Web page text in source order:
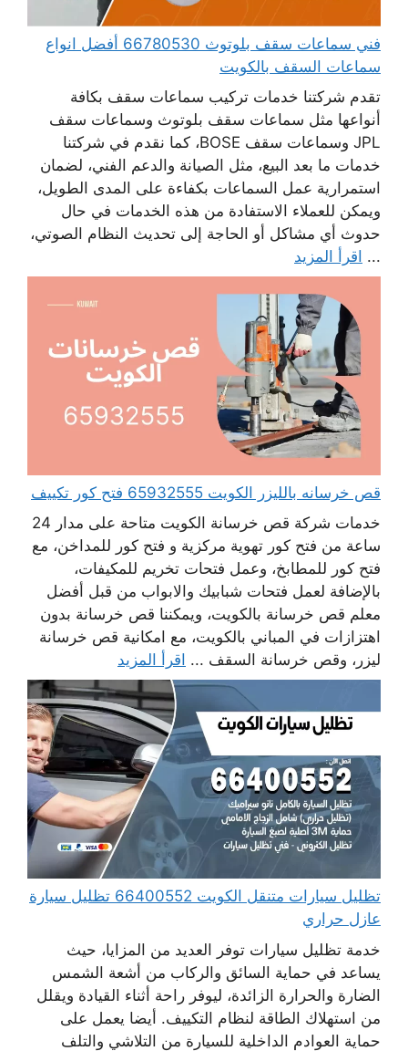
فني سماعات سقف بلوتوث 66780530 أفضل انواع
سماعات السقف بالكويت
تقدم شركتنا خدمات تركيب سماعات سقف بكافة
أنواعها مثل سماعات سقف بلوتوث وسماعات سقف
JPL وسماعات سقف BOSE، كما نقدم في شركتنا
خدمات ما بعد البيع، مثل الصيانة والدعم الفني، لضمان
استمرارية عمل السماعات بكفاءة على المدى الطويل،
ويمكن للعملاء الاستفادة من هذه الخدمات في حال
حدوث أي مشاكل أو الحاجة إلى تحديث النظام الصوتي،
... اقرأ المزيد
قص خرسانه بالليزر الكويت 65932555 فتح كور تكييف
خدمات شركة قص خرسانة الكويت متاحة على مدار 24
ساعة من فتح كور تهوية مركزية و فتح كور للمداخن، مع
فتح كور للمطابخ، وعمل فتحات تخريم للمكيفات،
بالإضافة لعمل فتحات شبابيك والابواب من قبل أفضل
معلم قص خرسانة بالكويت، ويمكننا قص خرسانة بدون
اهتزازات في المباني بالكويت، مع امكانية قص خرسانة
ليزر، وقص خرسانة السقف ... اقرأ المزيد
تظليل سيارات متنقل الكويت 66400552 تظليل سيارة
عازل حراري
خدمة تظليل سيارات توفر العديد من المزايا، حيث
يساعد في حماية السائق والركاب من أشعة الشمس
الضارة والحرارة الزائدة، ليوفر راحة أثناء القيادة ويقلل
من استهلاك الطاقة لنظام التكييف. أيضا يعمل على
حماية العوادم الداخلية للسيارة من التلاشي والتلف